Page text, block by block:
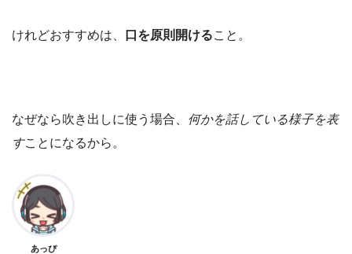
けれどおすすめは、 口を原則開けること。
なぜなら吹き出しに使う場合、 何かを話している様子を表
すことになるから。
あっぴ